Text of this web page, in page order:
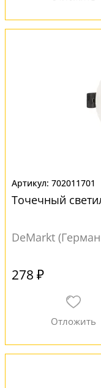
702011701
Точечный
DeMarkt
278 ₽